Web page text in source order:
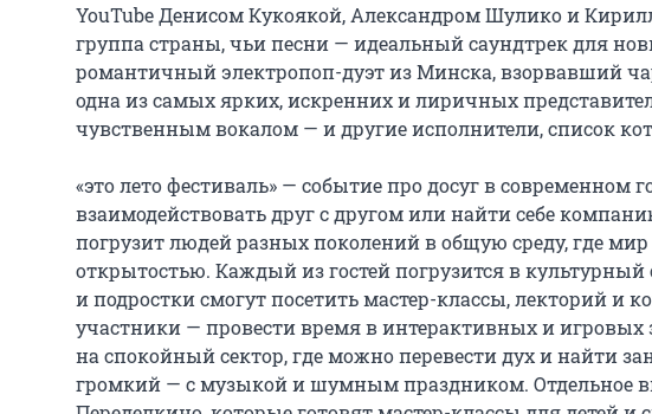
YouTube Денисом Кукоякой, Александром Шулико и
группа страны, чьи песни — идеальный саундтрек для
романтичный электропоп-дуэт из Минска, взорвавший
одна из самых ярких, искренних и лиричных
чувственным вокалом — и другие исполнители, список
«это лето фестиваль» — событие про досуг в современном
взаимодействовать друг с другом или найти себе
погрузит людей разных поколений в общую среду, где
открытостью. Каждый из гостей погрузится в
и подростки смогут посетить мастер-классы, лекторий
участники — провести время в интерактивных и игровых
на спокойный сектор, где можно перевести дух и найти
громкий — с музыкой и шумным праздником. Отдельное